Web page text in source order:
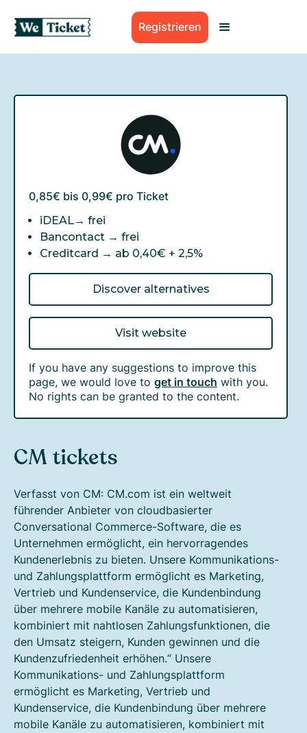
Registrieren
CM tickets
Verfasst von CM: CM.com ist ein weltweit
führender Anbieter von cloudbasierter
Conversational Commerce-Software, die es
Unternehmen ermöglicht, ein hervorragendes
Kundenerlebnis zu bieten. Unsere Kommunikations-
und Zahlungsplattform ermöglicht es Marketing,
Vertrieb und Kundenservice, die Kundenbindung
über mehrere mobile Kanäle zu automatisieren,
kombiniert mit nahtlosen Zahlungsfunktionen, die
den Umsatz steigern, Kunden gewinnen und die
Kundenzufriedenheit erhöhen.“ Unsere
Kommunikations- und Zahlungsplattform
ermöglicht es Marketing, Vertrieb und
Kundenservice, die Kundenbindung über mehrere
mobile Kanäle zu automatisieren, kombiniert mit
0,85€ bis 0,99€ pro Ticket
iDEAL→ frei
Bancontact → frei
Creditcard → ab 0,40€ + 2,5%
Discover alternatives
Visit website
If you have any suggestions to improve this
page, we would love to get in touch with you.
No rights can be granted to the content.